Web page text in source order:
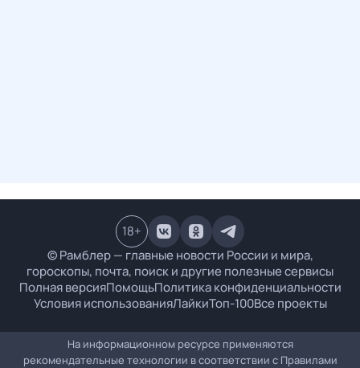
© Рамблер — главные новости России и мира,
гороскопы, почта, поиск и другие полезные сервисы
Полная версияПомощьПолитика конфиденциальности
Условия использованияЛайкиТоп-100Все проекты
18+
На информационном ресурсе применяются
рекомендательные технологии в соответствии с Правилами